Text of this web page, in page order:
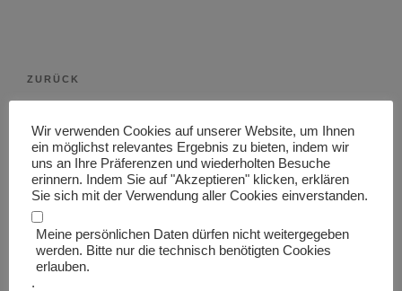
Beitragsnavigation
Vorheriger
Beitrag
ZURÜCK
Nächster
Beitrag
WEITER
Endres (Andreas)
Wir verwenden Cookies auf unserer Website, um Ihnen
ein möglichst relevantes Ergebnis zu bieten, indem wir
uns an Ihre Präferenzen und wiederholten Besuche
erinnern. Indem Sie auf "Akzeptieren" klicken, erklären
Sie sich mit der Verwendung aller Cookies einverstanden.
Meine persönlichen Daten dürfen nicht weitergegeben
werden. Bitte nur die technisch benötigten Cookies
erlauben.
.